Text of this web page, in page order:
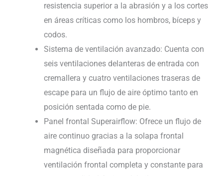
resistencia superior a la abrasión y a los cortes
en áreas críticas como los hombros, bíceps y
codos.
Sistema de ventilación avanzado: Cuenta con
seis ventilaciones delanteras de entrada con
cremallera y cuatro ventilaciones traseras de
escape para un flujo de aire óptimo tanto en
posición sentada como de pie.
Panel frontal Superairflow: Ofrece un flujo de
aire continuo gracias a la solapa frontal
magnética diseñada para proporcionar
ventilación frontal completa y constante para